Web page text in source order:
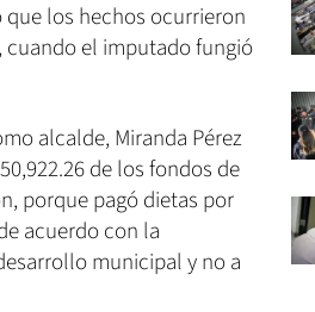
que los hechos ocurrieron
cuando el imputado fungió
alcalde, Miranda Pérez
de los fondos de
porque pagó dietas por
acuerdo con la
municipal y no a